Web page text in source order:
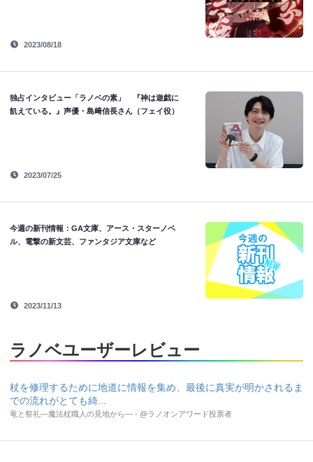
2023/08/18
独占インタビュー「ラノベの素」 『神は遊戯に
飢えている。』声優・島﨑信長さん（フェイ役）
2023/07/25
今週の新刊情報：GA文庫、アース・スターノベ
ル、電撃の新文芸、ファンタジア文庫など
2023/11/13
ラノベユーザーレビュー
杖を修理するために地道に情報を集め、最後に真実が明かされるま
での流れがとても綺...
竜と祭礼―魔法杖職人の見地から― - @ラノオンアワード投票者